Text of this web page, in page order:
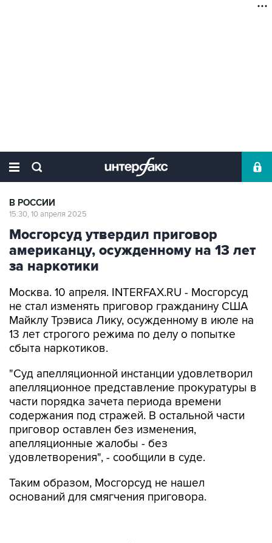
В РОССИИ
15:30, 10 апреля 2025
Мосгорсуд утвердил приговор
американцу, осужденному на 13 лет
за наркотики
Москва. 10 апреля. INTERFAX.RU - Мосгорсуд
не стал изменять приговор гражданину США
Майклу Трэвиса Лику, осужденному в июле на
13 лет строгого режима по делу о попытке
сбыта наркотиков.
"Суд апелляционной инстанции удовлетворил
апелляционное представление прокуратуры в
части порядка зачета периода времени
содержания под стражей. В остальной части
приговор оставлен без изменения,
апелляционные жалобы - без
удовлетворения", - сообщили в суде.
Таким образом, Мосгорсуд не нашел
оснований для смягчения приговора.